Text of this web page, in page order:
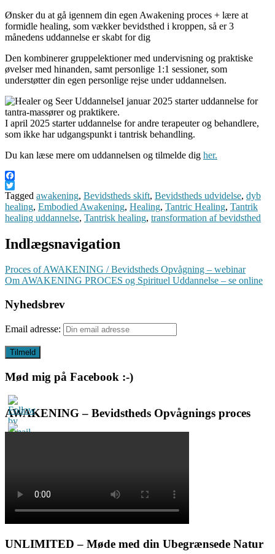
Ønsker du at gå igennem din egen Awakening proces + lære at
formidle healing, som vækker bevidsthed i kroppen, så er 3
månedens uddannelse er skabt for dig
Den kombinerer gruppelektioner med undervisning og praktiske
øvelser med hinanden, samt personlige 1:1 sessioner, som
understøtter din egen personlige rejse under uddannelsen.
I januar 2025 starter uddannelse for
tantra-massører og praktikere.
I april 2025 starter uddannelse for andre terapeuter og behandlere,
som ikke har udgangspunkt i tantrisk behandling.
Du kan læse mere om uddannelsen og tilmelde dig her.
Facebook
Twitter
Tagged awakening, Bevidstheds skift, Bevidstheds udvidelse, dyb
healing, Embodied Awakening, Healing, Tantric Healing, Tantrik
healing uddannelse, Tantrisk healing, transformation af bevidsthed
Indlægsnavigation
Proces of AWAKENING / Bevidstheds Opvågning – webinar
Om AWAKENING PROCES og Spirituel Uddannelse – se online
Nyhedsbrev
Email adresse:
Mød mig på Facebook :-)
AWAKENING – Bevidstheds Opvågnings proces
UNLIMITED – Møde med din Ubegrænsede Natur